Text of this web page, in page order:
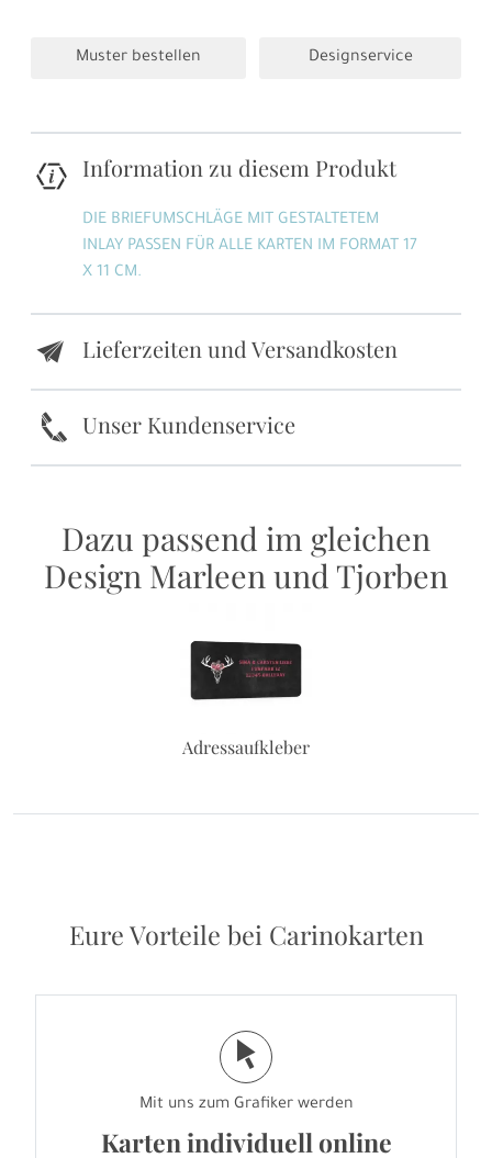
Muster bestellen Designservice
Information zu diesem Produkt
DIE BRIEFUMSCHLÄGE MIT GESTALTETEM
INLAY PASSEN FÜR ALLE KARTEN IM FORMAT 17
X 11 CM.
e Lieferzeiten und Versandkosten
k Unser Kundenservice
Dazu passend im gleichen
Design Marleen und Tjorben
Adressaufkleber
Eure Vorteile bei Carinokarten
j
Mit uns zum Grafiker werden
Karten individuell online